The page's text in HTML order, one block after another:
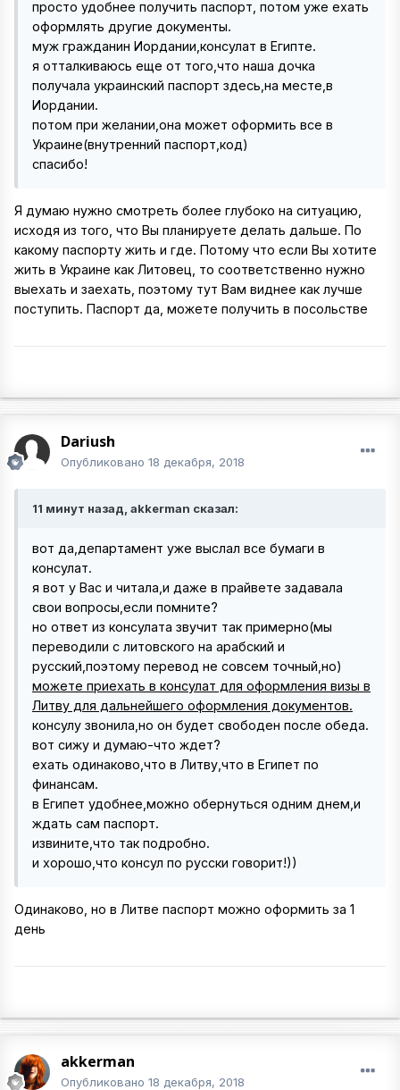
просто удобнее получить паспорт, потом уже ехать
оформлять другие документы.
муж гражданин Иордании,консулат в Египте.
я отталкиваюсь еще от того,что наша дочка
получала украинский паспорт здесь,на месте,в
Иордании.
потом при желании,она может оформить все в
Украине(внутренний паспорт,код)
спасибо!
Я думаю нужно смотреть более глубоко на ситуацию,
исходя из того, что Вы планируете делать дальше. По
какому паспорту жить и где. Потому что если Вы хотите
жить в Украине как Литовец, то соответственно нужно
выехать и заехать, поэтому тут Вам виднее как лучше
поступить. Паспорт да, можете получить в посольстве
Dariush
Опубликовано 18 декабря, 2018
11 минут назад, akkerman сказал:
вот да,департамент уже выслал все бумаги в
консулат.
я вот у Вас и читала,и даже в прайвете задавала
свои вопросы,если помните?
но ответ из консулата звучит так примерно(мы
переводили с литовского на арабский и
русский,поэтому перевод не совсем точный,но)
можете приехать в консулат для оформления визы в
Литву для дальнейшего оформления документов.
консулу звонила,но он будет свободен после обеда.
вот сижу и думаю-что ждет?
ехать одинаково,что в Литву,что в Египет по
финансам.
в Египет удобнее,можно обернуться одним днем,и
ждать сам паспорт.
извините,что так подробно.
и хорошо,что консул по русски говорит!))
Одинаково, но в Литве паспорт можно оформить за 1
день
akkerman
Опубликовано 18 декабря, 2018